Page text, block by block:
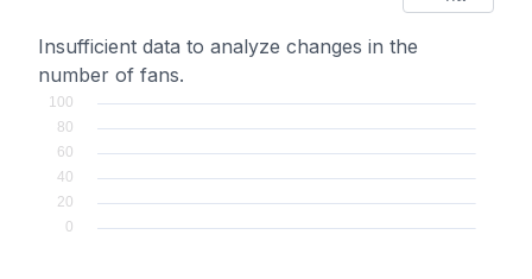
Insufficient data to analyze changes in the
number of fans.